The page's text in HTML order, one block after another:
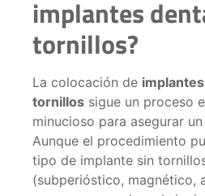
implantes
tornillos?
La colocación de
tornillos sigue un proceso
minucioso para asegurar
Aunque el procedimiento
tipo de implante sin
(subperióstico, magnético,